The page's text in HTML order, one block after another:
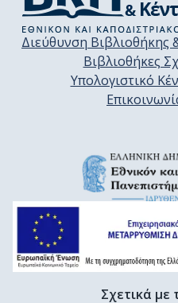
Διεύθυνση
Βιβλιοθήκες
Υπολογιστικό
Σχετικά με